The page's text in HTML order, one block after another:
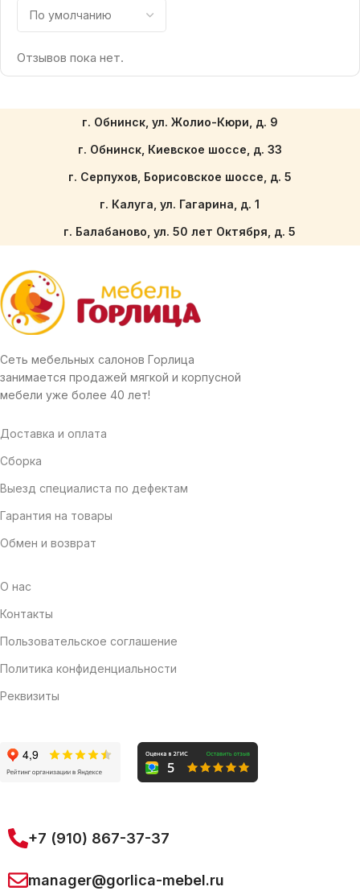
Отзывов пока нет.
г. Обнинск, ул. Жолио-Кюри, д. 9
г. Обнинск, Киевское шоссе, д. 33
г. Серпухов, Борисовское шоссе, д. 5
г. Калуга, ул. Гагарина, д. 1
г. Балабаново, ул. 50 лет Октября, д. 5
Сеть мебельных салонов Горлица
занимается продажей мягкой и корпусной
мебели уже более 40 лет!
Доставка и оплата
Сборка
Выезд специалиста по дефектам
Гарантия на товары
Обмен и возврат
О нас
Контакты
Пользовательское соглашение
Политика конфиденциальности
Реквизиты
+7 (910) 867-37-37
manager@gorlica-mebel.ru